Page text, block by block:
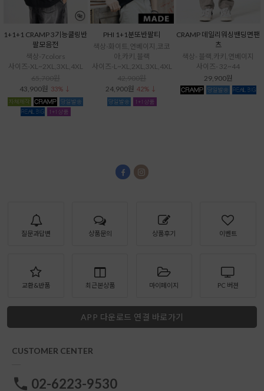
1+1+1 CRAMP 3기능쿨링반
팔모음전
색상-7colors
사이즈-XL~2XL,3XL,4XL
43,900원 33% ↓
PHI 1+1분또반팔티
색상-화이트,연베이지,코코
아,카키,블랙
사이즈-L~XL,2XL,3XL,4XL
24,900원 42% ↓
CRAMP 데일리워싱밴딩면팬
츠
색상- 블랙,카키,연베이지
사이즈- 32~44
29,900원
질문과답변 상품문의 상품후기 이벤트
교환&반품 최근본상품 마이페이지 PC 버젼
APP 다운로드 연결 바로가기
CUSTOMER CENTER
02-6223-9530